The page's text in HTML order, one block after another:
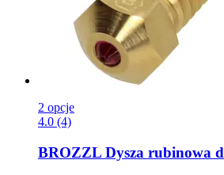
2 opcje
4.0 (4)
BROZZL Dysza rubinowa